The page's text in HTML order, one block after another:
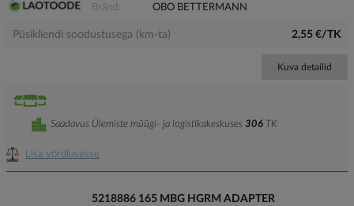
Bränd
OBO BETTERMANN
Püsikliendi soodustusega (km-ta) 2,55 €/TK
Kuva detailid
Lisa võrdlusesse
Saadavus Ülemiste müügi- ja logistikakeskuses 306 TK
5218886 165 MBG HGRM ADAPTER